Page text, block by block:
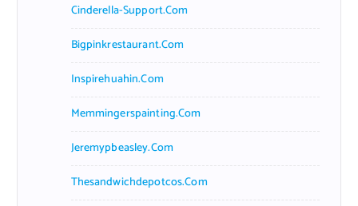
Cinderella-Support.com
Bigpinkrestaurant.com
Inspirehuahin.com
Memmingerspainting.com
Jeremypbeasley.com
Thesandwichdepotcos.com